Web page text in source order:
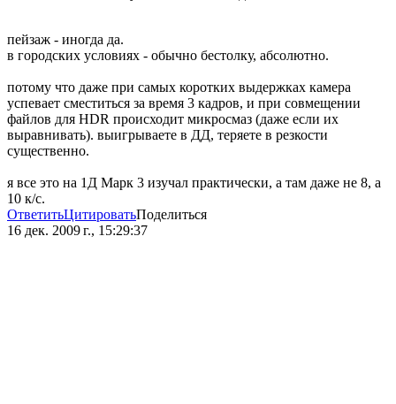
пейзаж - иногда да.
в городских условиях - обычно бестолку, абсолютно.
потому что даже при самых коротких выдержках камера
успевает сместиться за время 3 кадров, и при совмещении
файлов для HDR происходит микросмаз (даже если их
выравнивать). выигрываете в ДД, теряете в резкости
существенно.
я все это на 1Д Марк 3 изучал практически, а там даже не 8, а
10 к/с.
ОтветитьЦитироватьПоделиться
16 дек. 2009 г., 15:29:37